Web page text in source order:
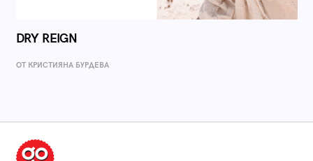
DRY REIGN
ОТ КРИСТИЯНА БУРДЕВА